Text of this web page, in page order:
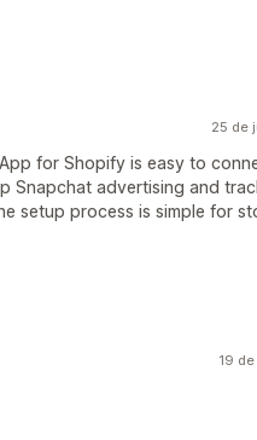
25 de
for Shopify is easy to
Snapchat advertising and
setup process is simple for
19